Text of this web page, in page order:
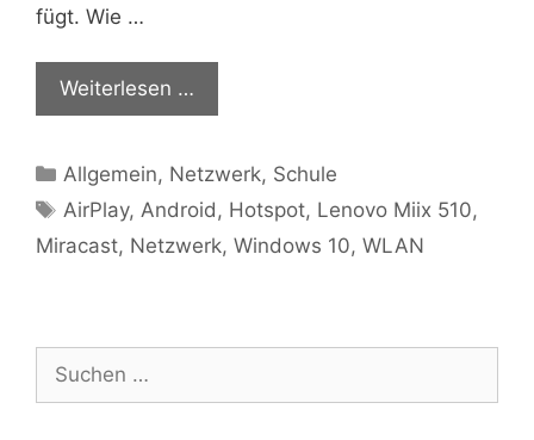
fügt. Wie …
Wei­ter­le­sen …
Kategorien
Allgemein, Netzwerk, Schule
Schlagwörter
AirPlay,Android, Hotspot, Lenovo Miix 510,
Miracast, Netzwerk, Windows 10, WLAN
Suchen
nach: